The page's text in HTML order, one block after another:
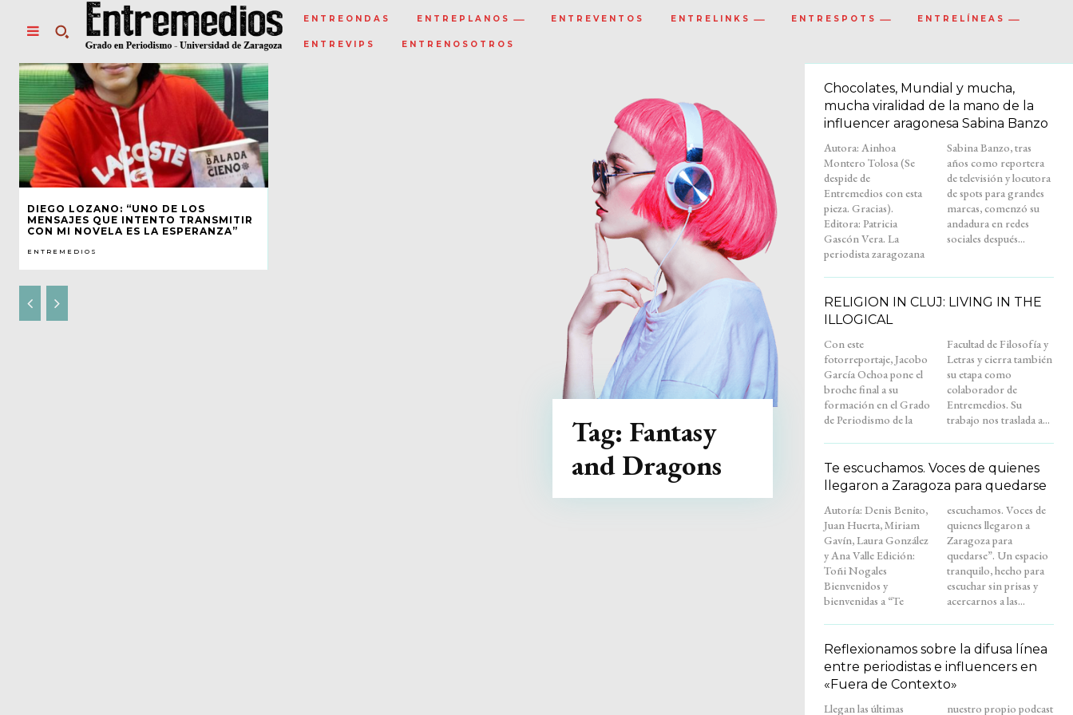
ENTREONDAS ENTREPLANOS ENTREVENTOS ENTRELINKS ENTRESPOTS ENTRELÍNEAS
ENTREVIPS ENTRENOSOTROS
DIEGO LOZANO: “UNO DE LOS
MENSAJES QUE INTENTO TRANSMITIR
CON MI NOVELA ES LA ESPERANZA”
ENTREMEDIOS
Tag: Fantasy
and Dragons
Chocolates, Mundial y mucha,
mucha viralidad de la mano de la
influencer aragonesa Sabina Banzo
Autora: Ainhoa
Montero Tolosa (Se
despide de
Entremedios con esta
pieza. Gracias).
Editora: Patricia
Gascón Vera. La
periodista zaragozana
Sabina Banzo, tras
años como reportera
de televisión y locutora
de spots para grandes
marcas, comenzó su
andadura en redes
sociales después...
RELIGION IN CLUJ: LIVING IN THE
ILLOGICAL
Con este
fotorreportaje, Jacobo
García Ochoa pone el
broche final a su
formación en el Grado
de Periodismo de la
Facultad de Filosofía y
Letras y cierra también
su etapa como
colaborador de
Entremedios. Su
trabajo nos traslada a...
Te escuchamos. Voces de quienes
llegaron a Zaragoza para quedarse
Autoría: Denis Benito,
Juan Huerta, Miriam
Gavín, Laura González
y Ana Valle Edición:
Toñi Nogales
Bienvenidos y
bienvenidas a “Te
escuchamos. Voces de
quienes llegaron a
Zaragoza para
quedarse”. Un espacio
tranquilo, hecho para
escuchar sin prisas y
acercarnos a las...
Reflexionamos sobre la difusa línea
entre periodistas e influencers en
«Fuera de Contexto»
Llegan las últimas
nuestro propio podcast